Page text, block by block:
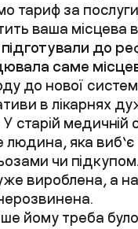
тариф за
ваша місцева
підготували до
саме
до нової
в лікарнях
старій медичній
людина, яка
чи
вироблена, а
йому треба